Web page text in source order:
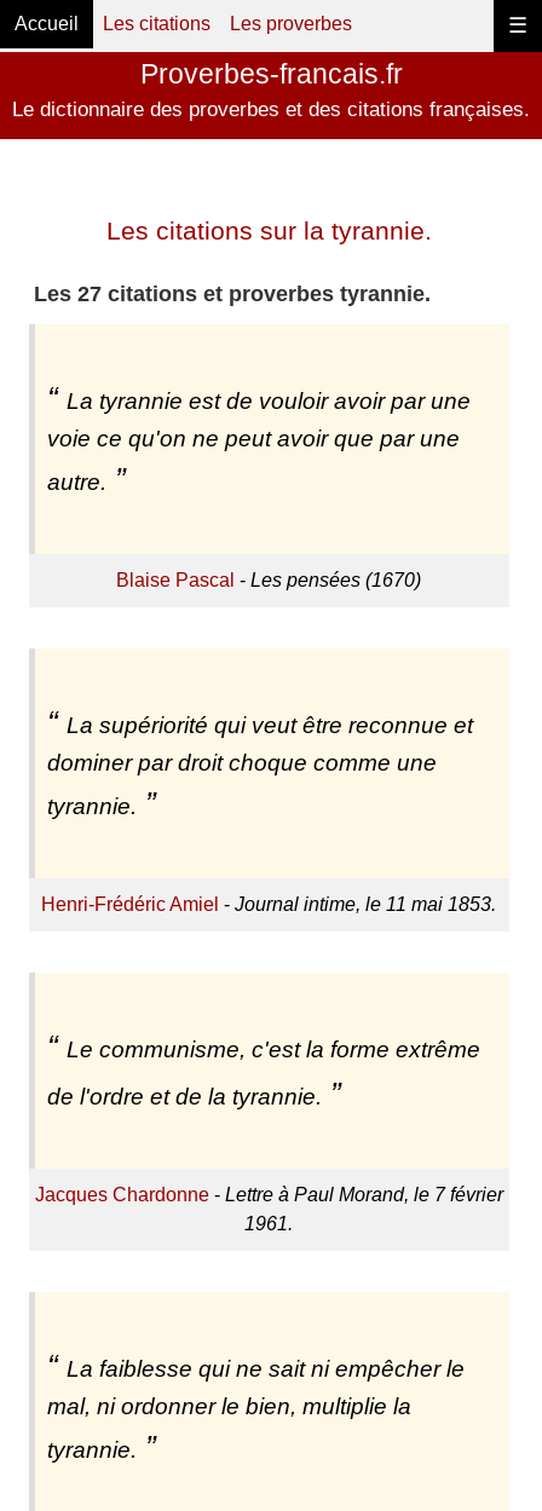
☰
Accueil Les citations Les proverbes
Proverbes-francais.fr
Le dictionnaire des proverbes et des citations françaises.
Les citations sur la tyrannie.
Les 27 citations et proverbes tyrannie.
La tyrannie est de vouloir avoir par une
voie ce qu'on ne peut avoir que par une
autre.
Blaise Pascal -Les pensées (1670)
La supériorité qui veut être reconnue et
dominer par droit choque comme une
tyrannie.
Henri-Frédéric Amiel -Journal intime, le 11 mai 1853.
Le communisme, c'est la forme extrême
de l'ordre et de la tyrannie.
Jacques Chardonne- Lettre à Paul Morand, le 7 février
1961.
La faiblesse qui ne sait ni empêcher le
mal, ni ordonner le bien, multiplie la
tyrannie.